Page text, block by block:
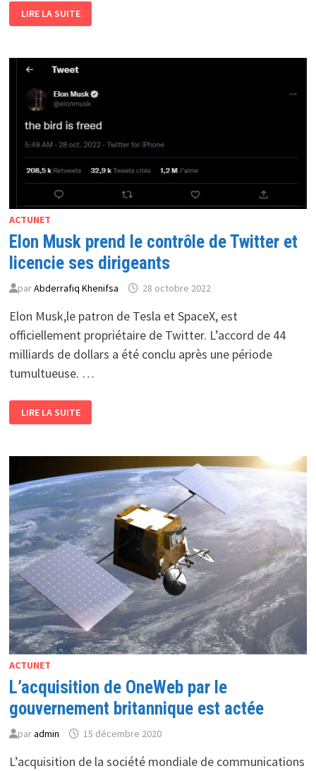
ÉCONOMIE
IT
YASSIR
À
FLINK
FRANCE
LIRE LA SUITE
ACTUNET
Elon Musk prend le contrôle de Twitter et
licencie ses dirigeants
parAbderrafiq Khenifsa 28 octobre 2022
Elon Musk,le patron de Tesla et SpaceX, est
officiellement propriétaire de Twitter. L’accord de 44
milliards de dollars a été conclu après une période
tumultueuse. …
MUSK
PREND
DE
LICENCIE
SES
DIRIGEANTS
LIRE LA SUITE
ACTUNET
L’acquisition de OneWeb par le
gouvernement britannique est actée
paradmin 15 décembre 2020
L’acquisition de la société mondiale de communications